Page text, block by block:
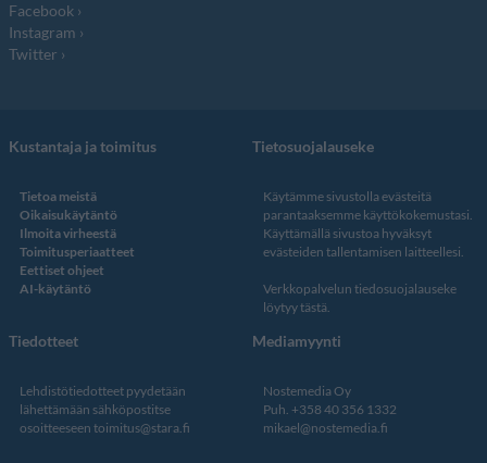
Facebook
Instagram
Twitter
Kustantaja ja toimitus
Tietoa meistä
Oikaisukäytäntö
Ilmoita virheestä
Toimitusperiaatteet
Eettiset ohjeet
AI-käytäntö
Tietosuojalauseke
Käytämme sivustolla evästeitä
parantaaksemme käyttökokemustasi.
Käyttämällä sivustoa hyväksyt
evästeiden tallentamisen laitteellesi.
Verkkopalvelun tiedosuojalauseke
löytyy tästä.
Tiedotteet
Lehdistötiedotteet pyydetään
lähettämään sähköpostitse
osoitteeseen toimitus@stara.fi
Mediamyynti
Nostemedia Oy
Puh. +358 40 356 1332
mikael@nostemedia.fi